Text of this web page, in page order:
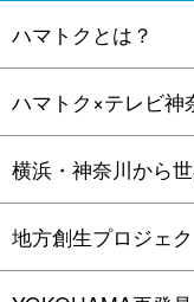
ハマトクとは？
ハマトク×テレビ神
横浜・神奈川から
地方創生プロジェク